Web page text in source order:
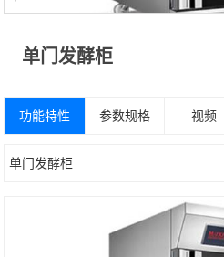
单门发酵柜
功能特性 参数规格 视频
单门发酵柜